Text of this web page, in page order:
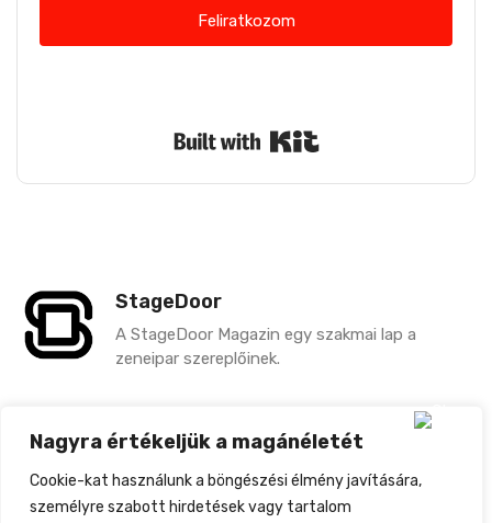
Nagyra értékeljük a magánéletét
Cookie-kat használunk a böngészési élmény javítására,
személyre szabott hirdetések vagy tartalom
Feliratkozom
StageDoor
A StageDoor Magazin egy szakmai lap a
zeneipar szereplőinek.
ELŐZŐ
Megjelent Fllozz Új Dala: Kék